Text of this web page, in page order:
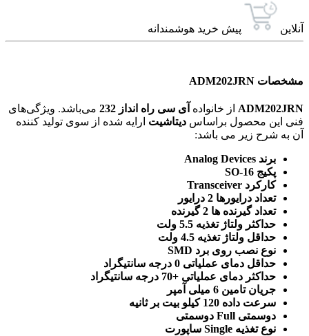
آنلاین پیش خرید هوشمندانه
مشخصات ADM202JRN
ADM202JRN از خانواده آی سی راه انداز 232
می‌باشد. ویژگی‌های
فنی این محصول براساس دیتاشیت ارایه شده از سوی تولید کننده
آن به شرح زیر می باشد:
برند Analog Devices
پکیج SO-16
کارکرد Transceiver
تعداد درایورها 2 درایور
تعداد گیرنده ها 2 گیرنده
حداکثر ولتاژ تغذیه 5.5 ولت
حداقل ولتاژ تغذیه 4.5 ولت
نوع نصب روی برد SMD
حداقل دمای عملیاتی 0 درجه سانتیگراد
حداکثر دمای عملیاتی +70 درجه سانتیگراد
جریان تامین 6 میلی آمپر
سرعت داده 120 کیلو بیت بر ثانیه
دوسمتی Full دوسمتی
نوع تغذیه Single ساپورت